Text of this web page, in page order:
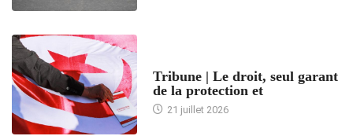
Tribune | Le droit, seul garant
de la protection et
21 juillet 2026